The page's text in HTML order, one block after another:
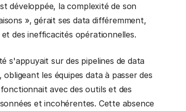
développée, la complexité de son
», gérait ses data différemment,
des inefficacités opérationnelles.
s'appuyait sur des pipelines de data
les équipes data à passer des
avec des outils et des
et incohérentes. Cette absence